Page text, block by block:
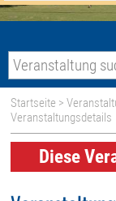
Startseite >
Veranstaltungsdetails
Diese